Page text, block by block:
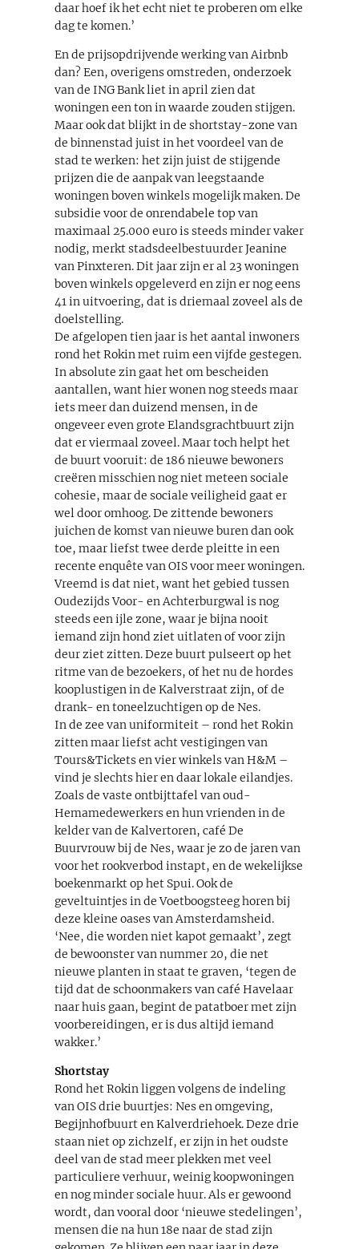
daar hoef ik het echt niet te proberen om elke
dag te komen.’
En de prijsopdrijvende werking van Airbnb
dan? Een, overigens omstreden, onderzoek
van de ING Bank liet in april zien dat
woningen een ton in waarde zouden stijgen.
Maar ook dat blijkt in de shortstay-zone van
de binnenstad juist in het voordeel van de
stad te werken: het zijn juist de stijgende
prijzen die de aanpak van leegstaande
woningen boven winkels mogelijk maken. De
subsidie voor de onrendabele top van
maximaal 25.000 euro is steeds minder vaker
nodig, merkt stadsdeelbestuurder Jeanine
van Pinxteren. Dit jaar zijn er al 23 woningen
boven winkels opgeleverd en zijn er nog eens
41 in uitvoering, dat is driemaal zoveel als de
doelstelling.
De afgelopen tien jaar is het aantal inwoners
rond het Rokin met ruim een vijfde gestegen.
In absolute zin gaat het om bescheiden
aantallen, want hier wonen nog steeds maar
iets meer dan duizend mensen, in de
ongeveer even grote Elandsgrachtbuurt zijn
dat er viermaal zoveel. Maar toch helpt het
de buurt vooruit: de 186 nieuwe bewoners
creëren misschien nog niet meteen sociale
cohesie, maar de sociale veiligheid gaat er
wel door omhoog. De zittende bewoners
juichen de komst van nieuwe buren dan ook
toe, maar liefst twee derde pleitte in een
recente enquête van OIS voor meer woningen.
Vreemd is dat niet, want het gebied tussen
Oudezijds Voor- en Achterburgwal is nog
steeds een ijle zone, waar je bijna nooit
iemand zijn hond ziet uitlaten of voor zijn
deur ziet zitten. Deze buurt pulseert op het
ritme van de bezoekers, of het nu de hordes
kooplustigen in de Kalverstraat zijn, of de
drank- en toneelzuchtigen op de Nes.
In de zee van uniformiteit – rond het Rokin
zitten maar liefst acht vestigingen van
Tours&Tickets en vier winkels van H&M –
vind je slechts hier en daar lokale eilandjes.
Zoals de vaste ontbijttafel van oud-
Hemamedewerkers en hun vrienden in de
kelder van de Kalvertoren, café De
Buurvrouw bij de Nes, waar je zo de jaren van
voor het rookverbod instapt, en de wekelijkse
boekenmarkt op het Spui. Ook de
geveltuintjes in de Voetboogsteeg horen bij
deze kleine oases van Amsterdamsheid.
‘Nee, die worden niet kapot gemaakt’, zegt
de bewoonster van nummer 20, die net
nieuwe planten in staat te graven, ‘tegen de
tijd dat de schoonmakers van café Havelaar
naar huis gaan, begint de patatboer met zijn
voorbereidingen, er is dus altijd iemand
wakker.’
Shortstay
Rond het Rokin liggen volgens de indeling
van OIS drie buurtjes: Nes en omgeving,
Begijnhofbuurt en Kalverdriehoek. Deze drie
staan niet op zichzelf, er zijn in het oudste
deel van de stad meer plekken met veel
particuliere verhuur, weinig koopwoningen
en nog minder sociale huur. Als er gewoond
wordt, dan vooral door ‘nieuwe stedelingen’,
mensen die na hun 18e naar de stad zijn